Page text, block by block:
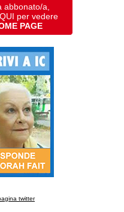
abbonato/a,
per vedere
PAGE
twitter